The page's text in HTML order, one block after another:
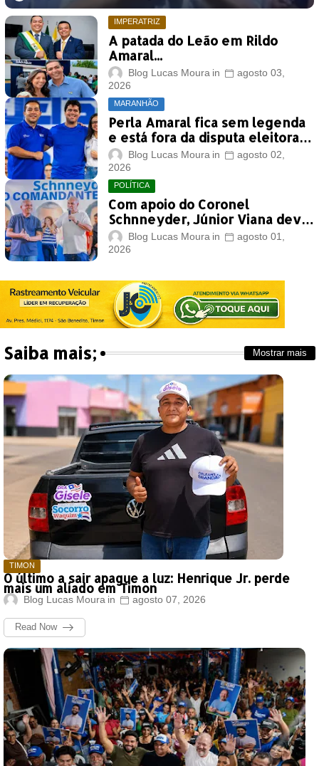
IMPERATRIZ
A patada do Leão em Rildo
Amaral...
Blog Lucas Moura
agosto 03,
2026
MARANHÃO
Perla Amaral fica sem legenda
e está fora da disputa eleitoral
deste ano
Blog Lucas Moura
agosto 02,
2026
POLÍTICA
Com apoio do Coronel
Schnneyder, Júnior Viana deve
ter votação expressiva em
Timon
Blog Lucas Moura
agosto 01,
2026
Saiba mais; Mostrar mais
TIMON
O último a sair apague a luz: Henrique Jr. perde
mais um aliado em Timon
Blog Lucas Moura agosto 07, 2026
Read Now